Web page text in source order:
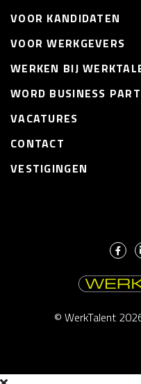
VOOR KANDIDATEN
VOOR WERKGEVERS
WERKEN BIJ
WORD BUSINESS
VACATURES
CONTACT
VESTIGINGEN
© WerkTalent